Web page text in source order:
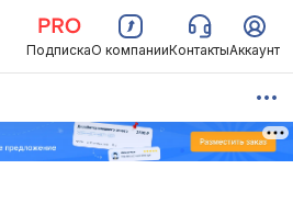
ПодпискаО компанииКонтактыАккаунт